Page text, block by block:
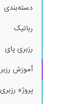
دسته‌بندی
رباتیک
رزبری پای
آموزش
پروژه